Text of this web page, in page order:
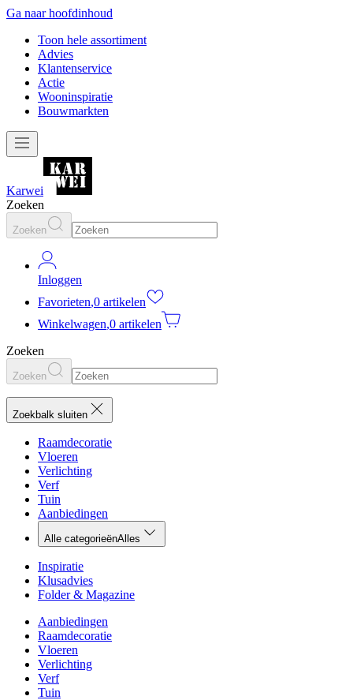
Ga naar hoofdinhoud
Toon hele assortiment
Advies
Klantenservice
Actie
Wooninspiratie
Bouwmarkten
Karwei
Zoeken
Zoeken
Inloggen
Favorieten,0 artikelen
Winkelwagen,0 artikelen
Zoeken
Zoeken
Zoekbalk sluiten
Raamdecoratie
Vloeren
Verlichting
Verf
Tuin
Aanbiedingen
Alle categorieënAlles
Inspiratie
Klusadvies
Folder & Magazine
Aanbiedingen
Raamdecoratie
Vloeren
Verlichting
Verf
Tuin